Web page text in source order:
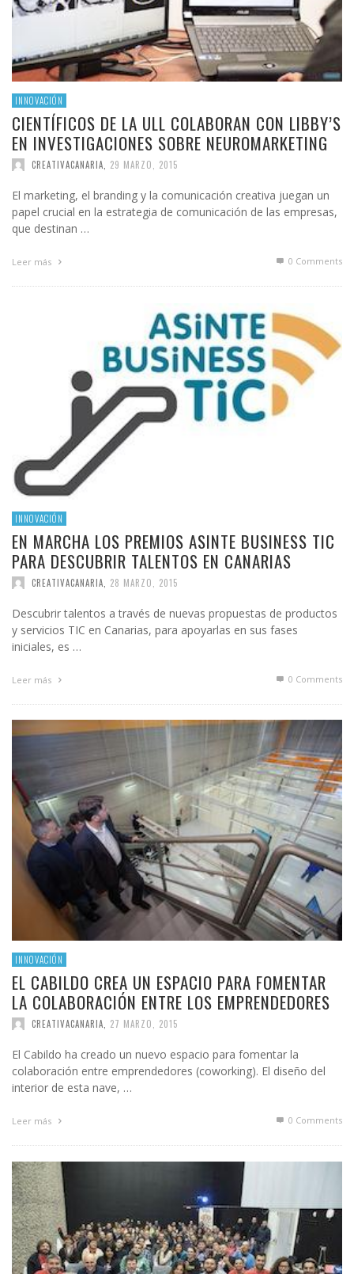
INNOVACIÓN
CIENTÍFICOS DE LA ULL COLABORAN CON LIBBY’S
EN INVESTIGACIONES SOBRE NEUROMARKETING
CREATIVACANARIA 29 MARZO, 2015
El marketing, el branding y la comunicación creativa juegan un
papel crucial en la estrategia de comunicación de las empresas,
que destinan …
Leer más 0 Comments
INNOVACIÓN
EN MARCHA LOS PREMIOS ASINTE BUSINESS TIC
PARA DESCUBRIR TALENTOS EN CANARIAS
CREATIVACANARIA 28 MARZO, 2015
Descubrir talentos a través de nuevas propuestas de productos
y servicios TIC en Canarias, para apoyarlas en sus fases
iniciales, es …
Leer más 0 Comments
INNOVACIÓN
EL CABILDO CREA UN ESPACIO PARA FOMENTAR
LA COLABORACIÓN ENTRE LOS EMPRENDEDORES
CREATIVACANARIA 27 MARZO, 2015
El Cabildo ha creado un nuevo espacio para fomentar la
colaboración entre emprendedores (coworking). El diseño del
interior de esta nave, …
Leer más 0 Comments